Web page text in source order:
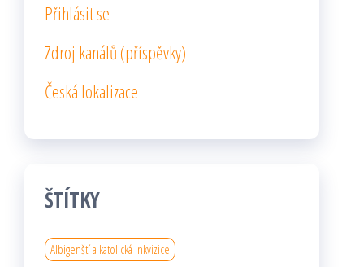
Přihlásit se
Zdroj kanálů (příspěvky)
Česká lokalizace
ŠTÍTKY
Albigenští a katolická inkvizice